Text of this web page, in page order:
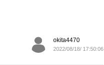
okita4470
2022/08/18/ 17:50:06